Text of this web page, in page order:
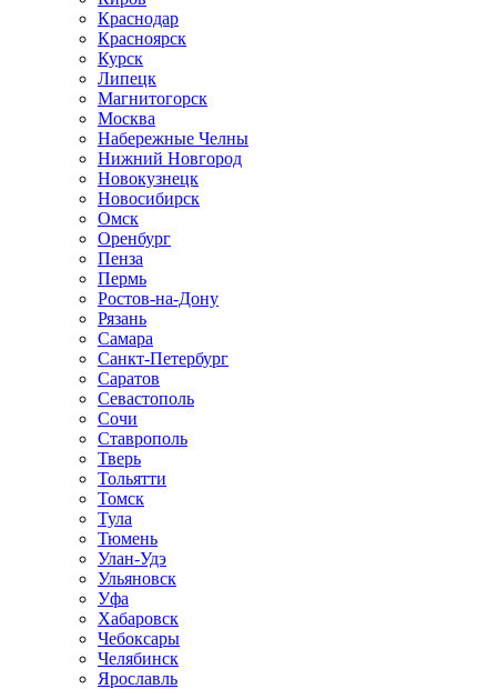
Краснодар
Красноярск
Курск
Липецк
Магнитогорск
Москва
Набережные Челны
Нижний Новгород
Новокузнецк
Новосибирск
Омск
Оренбург
Пенза
Пермь
Ростов-на-Дону
Рязань
Самара
Санкт-Петербург
Саратов
Севастополь
Сочи
Ставрополь
Тверь
Тольятти
Томск
Тула
Тюмень
Улан-Удэ
Ульяновск
Уфа
Хабаровск
Чебоксары
Челябинск
Ярославль